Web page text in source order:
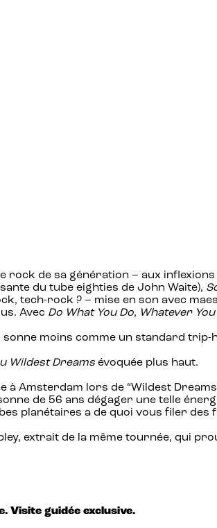
rock de sa génération – aux
du tube eighties de John Waite),
tech-rock ? – mise en son avec
Avec Do What You Do, Whatever
moins comme un standard trip-
Wildest Dreams évoquée plus haut.
Amsterdam lors de “Wildest Dreams
de 56 ans dégager une telle
planétaires a de quoi vous filer
extrait de la même tournée, qui
Visite guidée exclusive.